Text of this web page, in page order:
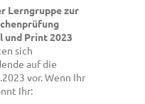
Lerngruppe zur
Print 2023
sich
auf die
vor. Wenn Ihr
Ihr: